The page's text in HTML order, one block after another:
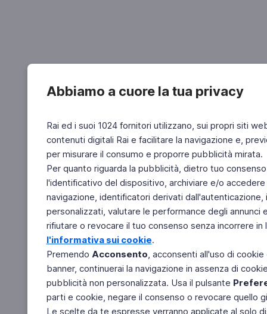
Abbiamo a cuore la tua privacy
Rai ed i suoi 1024 fornitori utilizzano, sui propri siti
contenuti digitali Rai e facilitare la navigazione e,
per misurare il consumo e proporre pubblicità mirata.
Per quanto riguarda la pubblicità, dietro tuo
l'identificativo del dispositivo, archiviare e/o
navigazione, identificatori derivati
personalizzati, valutare le performance degli
rifiutare o revocare il tuo consenso senza incorrere
l'informativa sui cookie.
Premendo Acconsento, acconsenti all'uso di
banner, continuerai la navigazione in assenza di
pubblicità non personalizzata. Usa il pulsante
parti e cookie, negare il consenso o revocare quello
Le scelte da te espresse verranno applicate al solo